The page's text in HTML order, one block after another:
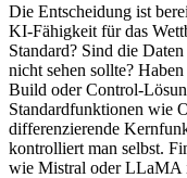
Die Entscheidung ist
KI-Fähigkeit für das
Standard? Sind die
nicht sehen sollte?
Build oder Control-
Standardfunktionen wie
differenzierende
kontrolliert man selbst.
wie Mistral oder LLaMA